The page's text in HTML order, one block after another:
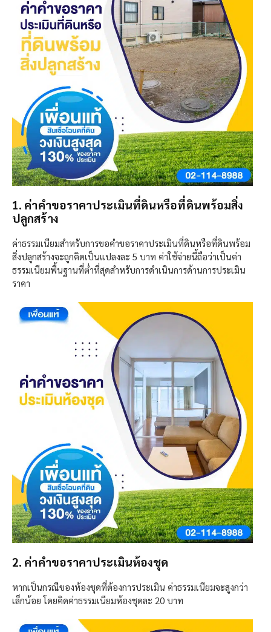
1. ค่าคำขอราคาประเมินที่ดินหรือที่ดินพร้อมสิ่ง
ปลูกสร้าง
ค่าธรรมเนียมสำหรับการขอคำขอราคาประเมินที่ดินหรือที่ดินพร้อม
สิ่งปลูกสร้างจะถูกคิดเป็นแปลงละ 5 บาท ค่าใช้จ่ายนี้ถือว่าเป็นค่า
ธรรมเนียมพื้นฐานที่ต่ำที่สุดสำหรับการดำเนินการด้านการประเมิน
ราคา
2. ค่าคำขอราคาประเมินห้องชุด
หากเป็นกรณีของห้องชุดที่ต้องการประเมิน ค่าธรรมเนียมจะสูงกว่า
เล็กน้อย โดยคิดค่าธรรมเนียมห้องชุดละ 20 บาท